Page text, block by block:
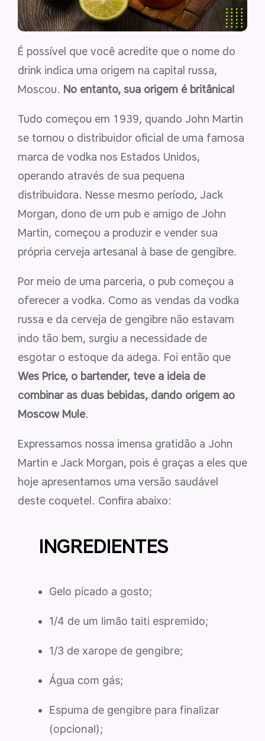
É possível que você acredite que o nome do
drink indica uma origem na capital russa,
Moscou. No entanto, sua origem é britânica!
Tudo começou em 1939, quando John Martin
se tornou o distribuidor oficial de uma famosa
marca de vodka nos Estados Unidos,
operando através de sua pequena
distribuidora. Nesse mesmo período, Jack
Morgan, dono de um pub e amigo de John
Martin, começou a produzir e vender sua
própria cerveja artesanal à base de gengibre.
Por meio de uma parceria, o pub começou a
oferecer a vodka. Como as vendas da vodka
russa e da cerveja de gengibre não estavam
indo tão bem, surgiu a necessidade de
esgotar o estoque da adega. Foi então que
Wes Price, o bartender, teve a ideia de
combinar as duas bebidas, dando origem ao
Moscow Mule.
Expressamos nossa imensa gratidão a John
Martin e Jack Morgan, pois é graças a eles que
hoje apresentamos uma versão saudável
deste coquetel. Confira abaixo:
INGREDIENTES
Gelo picado a gosto;
1/4 de um limão taiti espremido;
1/3 de xarope de gengibre;
Água com gás;
Espuma de gengibre para finalizar
(opcional);